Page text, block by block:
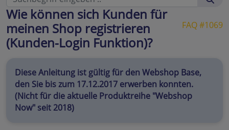
FAQ #1069
Wie können sich Kunden für
meinen Shop registrieren
(Kunden-Login Funktion)?
Diese Anleitung ist gültig für den Webshop Base,
den Sie bis zum 17.12.2017 erwerben konnten.
(Nicht für die aktuelle Produktreihe "Webshop
Now" seit 2018)